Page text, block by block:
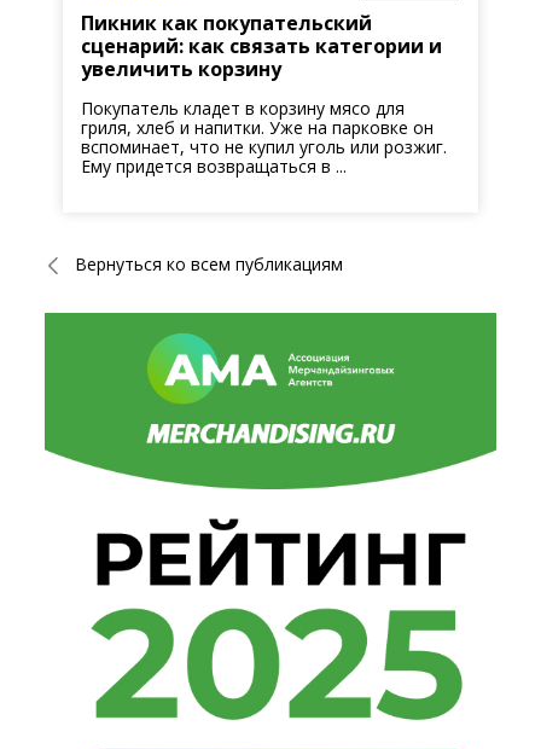
Пикник как покупательский
сценарий: как связать категории и
увеличить корзину
Покупатель кладет в корзину мясо для
гриля, хлеб и напитки. Уже на парковке он
вспоминает, что не купил уголь или розжиг.
Ему придется возвращаться в ...
Вернуться ко всем публикациям